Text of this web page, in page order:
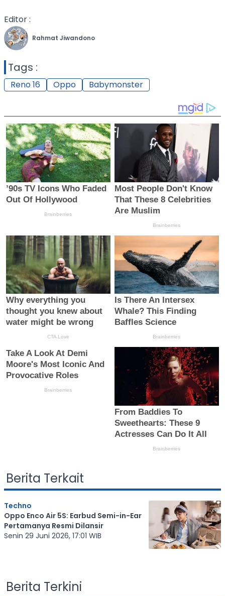
Editor :
Rahmat Jiwandono
Tags :
Reno 16 Oppo Babymonster
Berita Terkait
Techno
Oppo Enco Air 5S: Earbud Semi-in-Ear
Pertamanya Resmi Dilansir
Senin 29 Juni 2026, 17:01 WIB
Berita Terkini